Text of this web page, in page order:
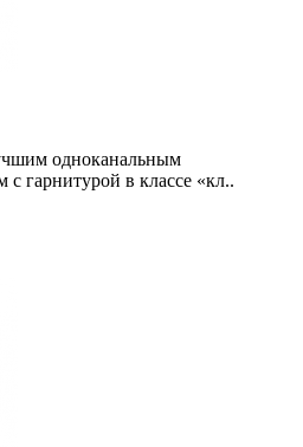
одноканальным
гарнитурой в классе «кл..